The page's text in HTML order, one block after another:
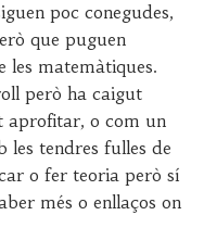
poc conegudes,
que puguen
les matemàtiques.
però ha caigut
aprofitar, o com un
les tendres fulles de
o fer teoria però sí
més o enllaços on